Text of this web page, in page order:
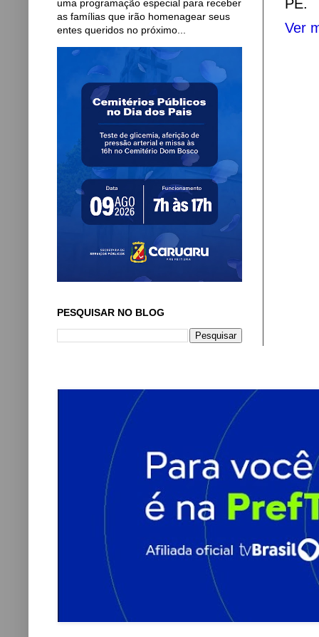
PE.
Ver
uma programação especial para receber
as famílias que irão homenagear seus
entes queridos no próximo...
PESQUISAR NO BLOG